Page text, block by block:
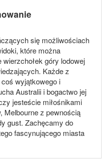
się możliwościach
które można
góry lodowej
Każde z
wyjątkowego i
Australii i bogactwo jej
jesteście miłośnikami
Melbourne z pewnością
gust. Zachęcamy do
fascynującego miasta